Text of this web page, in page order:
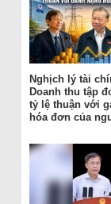
Nghịch lý tài
Doanh thu tập
tỷ lệ thuận với
hóa đơn của